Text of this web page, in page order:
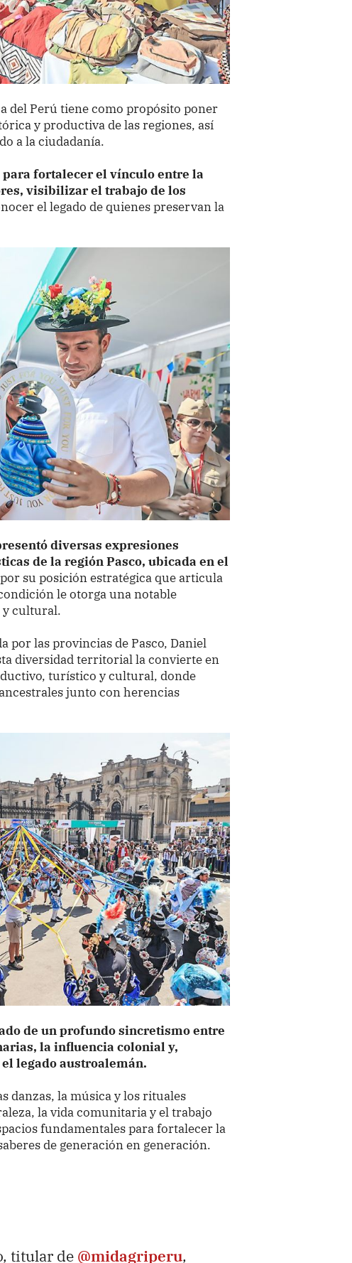
del Perú tiene como propósito poner
y productiva de las regiones, así
a la ciudadanía.
para fortalecer el vínculo entre la
visibilizar el trabajo de los
el legado de quienes preservan la
diversas expresiones
de la región Pasco, ubicada en el
su posición estratégica que articula
le otorga una notable
y cultural.
por las provincias de Pasco, Daniel
diversidad territorial la convierte en
turístico y cultural, donde
junto con herencias
de un profundo sincretismo entre
la influencia colonial y,
legado austroalemán.
danzas, la música y los rituales
la vida comunitaria y el trabajo
fundamentales para fortalecer la
de generación en generación.
titular de @midagriperu,